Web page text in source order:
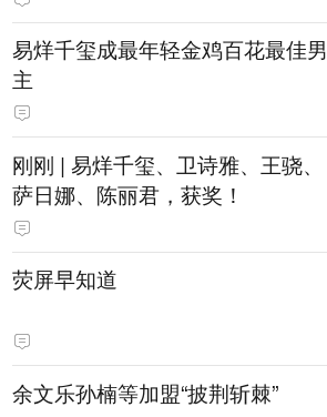
易烊千玺成最年轻金鸡百花最佳男
主
刚刚 | 易烊千玺、卫诗雅、王骁、
萨日娜、陈丽君，获奖！
荧屏早知道
余文乐孙楠等加盟“披荆斩棘”